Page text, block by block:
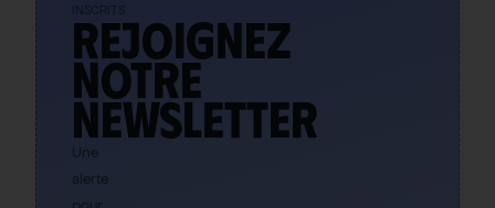
INSCRITS
Rejoignez
notre
newsletter
Une
alerte